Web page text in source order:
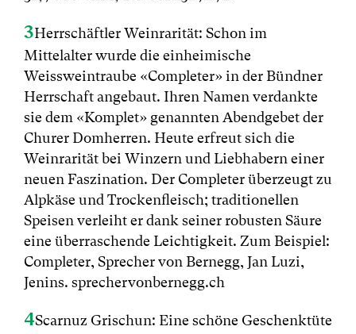
3Herrschäftler Weinrarität: Schon im
Mittelalter wurde die einheimische
Weissweintraube «Completer» in der Bündner
Herrschaft angebaut. Ihren Namen verdankte
sie dem «Komplet» genannten Abendgebet der
Churer Domherren. Heute erfreut sich die
Weinrarität bei Winzern und Liebhabern einer
neuen Faszination. Der Completer überzeugt zu
Alpkäse und Trockenfleisch; traditionellen
Speisen verleiht er dank seiner robusten Säure
eine überraschende Leichtigkeit. Zum Beispiel:
Completer, Sprecher von Bernegg, Jan Luzi,
Jenins. sprechervonbernegg.ch
4Scarnuz Grischun: Eine schöne Geschenktüte